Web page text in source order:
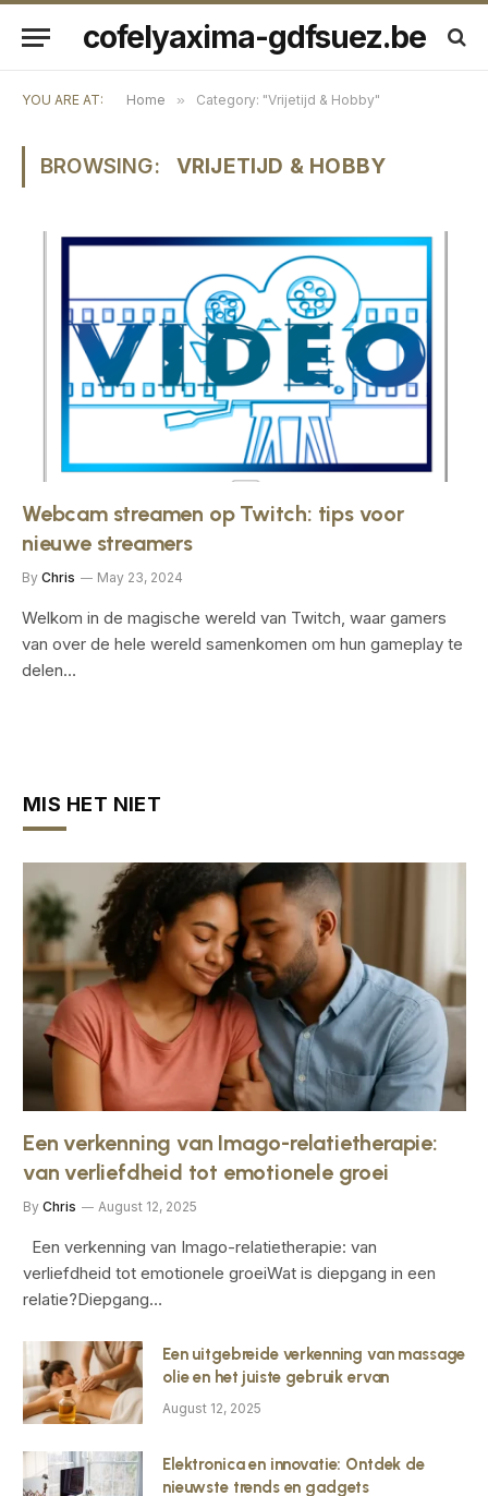
cofelyaxima-gdfsuez.be
YOU ARE AT: Home » Category: "Vrijetijd & Hobby"
BROWSING: VRIJETIJD & HOBBY
Webcam streamen op Twitch: tips voor
nieuwe streamers
By Chris May 23, 2024
Welkom in de magische⁢ wereld van Twitch, waar gamers
van over de ‌hele wereld samenkomen ⁣om hun⁤ gameplay ⁤te
delen⁣…
MIS HET NIET
Een verkenning van Imago-relatietherapie:
van verliefdheid tot emotionele groei
By Chris August 12, 2025
Een verkenning van Imago-relatietherapie: van
verliefdheid tot emotionele groeiWat is diepgang in een
relatie?Diepgang…
Een uitgebreide verkenning van massage
olie en het juiste gebruik ervan
August 12, 2025
Elektronica en innovatie: Ontdek de
nieuwste trends en gadgets